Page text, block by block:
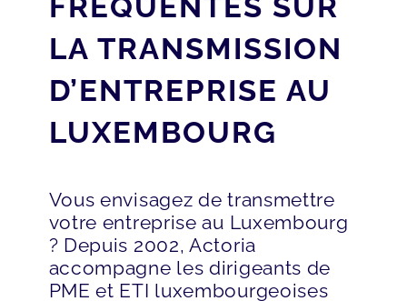
LA TRANSMISSION
D’ENTREPRISE AU
LUXEMBOURG
Vous envisagez de transmettre
votre entreprise au Luxembourg
? Depuis 2002, Actoria
accompagne les dirigeants de
PME et ETI luxembourgeoises